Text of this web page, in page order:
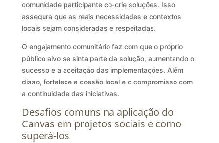
comunidade participante co-crie soluções. Isso
assegura que as reais necessidades e contextos
locais sejam consideradas e respeitadas.
O engajamento comunitário faz com que o próprio
público alvo se sinta parte da solução, aumentando o
sucesso e a aceitação das implementações. Além
disso, fortalece a coesão local e o compromisso com
a continuidade das iniciativas.
Desafios comuns na aplicação do
Canvas em projetos sociais e como
superá-los